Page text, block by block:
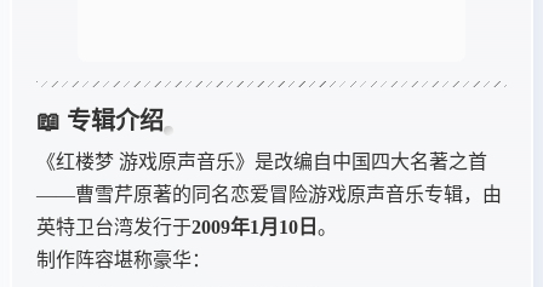
📖 专辑介绍
《红楼梦 游戏原声音乐》是改编自中国四大名著之首
——曹雪芹原著的同名恋爱冒险游戏原声音乐专辑，由
英特卫台湾发行于2009年1月10日 。
制作阵容堪称豪华：